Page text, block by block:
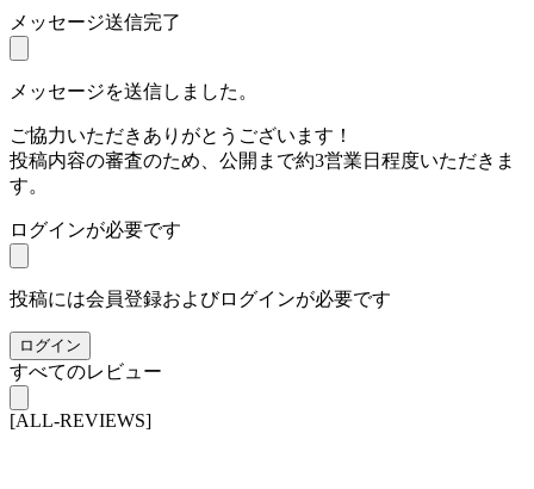
メッセージ送信完了
メッセージを送信しました。
ご協力いただきありがとうございます！
投稿内容の審査のため、公開まで約3営業日程度いただきま
す。
ログインが必要です
投稿には会員登録およびログインが必要です
ログイン
すべてのレビュー
[ALL-REVIEWS]